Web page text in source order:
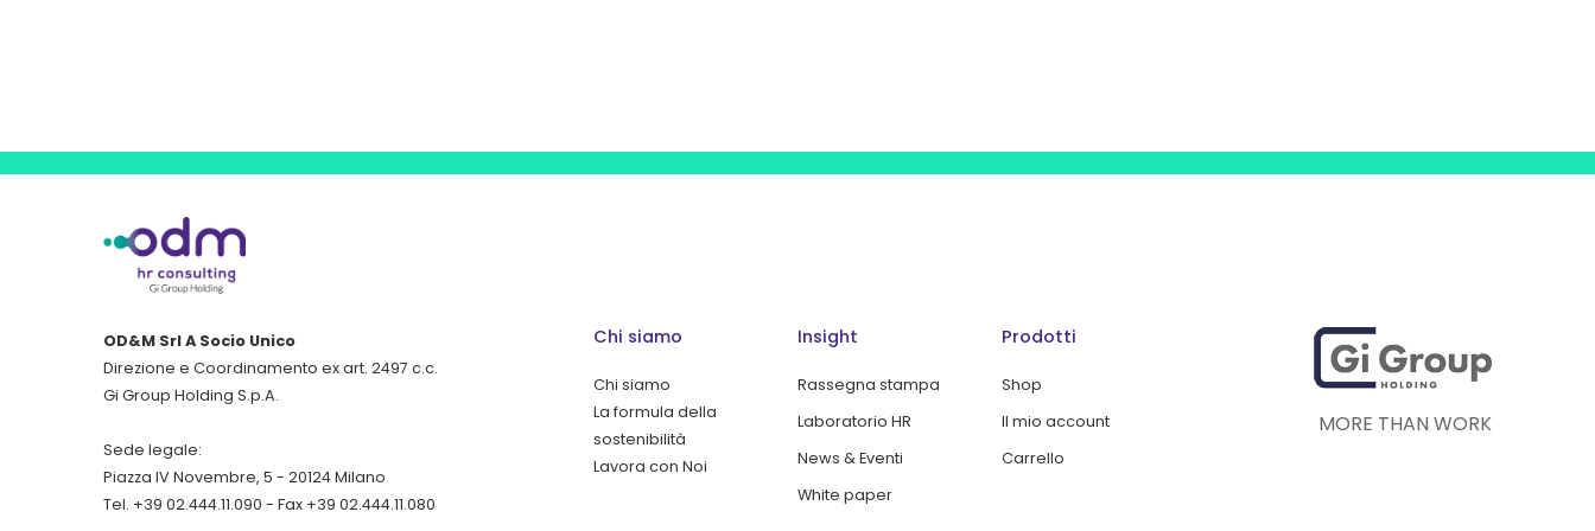
OD&M Srl A Socio Unico
Direzione e Coordinamento ex art. 2497 c.c.
Gi Group Holding S.p.A.
Sede legale:
Piazza IV Novembre, 5 - 20124 Milano
Tel. +39 02.444.11.090 - Fax +39 02.444.11.080
Chi siamo
Chi siamo
La formula della
sostenibilità
Lavora con Noi
Insight
Rassegna stampa
Laboratorio HR
News & Eventi
White paper
Prodotti
Shop
Il mio account
Carrello
MORE THAN WORK